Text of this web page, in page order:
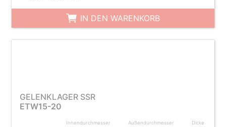
IN DEN WARENKORB
GELENKLAGER SSR
ETW15-20
Innendurchmesser Außendurchmesser Dicke